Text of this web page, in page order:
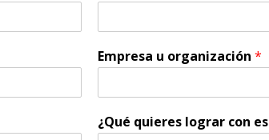
Empresa u organización *
¿Qué quieres lograr con